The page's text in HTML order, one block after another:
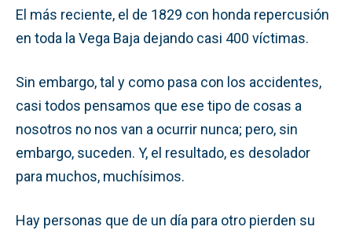
El más reciente, el de 1829 con honda repercusión
en toda la Vega Baja dejando casi 400 víctimas.
Sin embargo, tal y como pasa con los accidentes,
casi todos pensamos que ese tipo de cosas a
nosotros no nos van a ocurrir nunca; pero, sin
embargo, suceden. Y, el resultado, es desolador
para muchos, muchísimos.
Hay personas que de un día para otro pierden su